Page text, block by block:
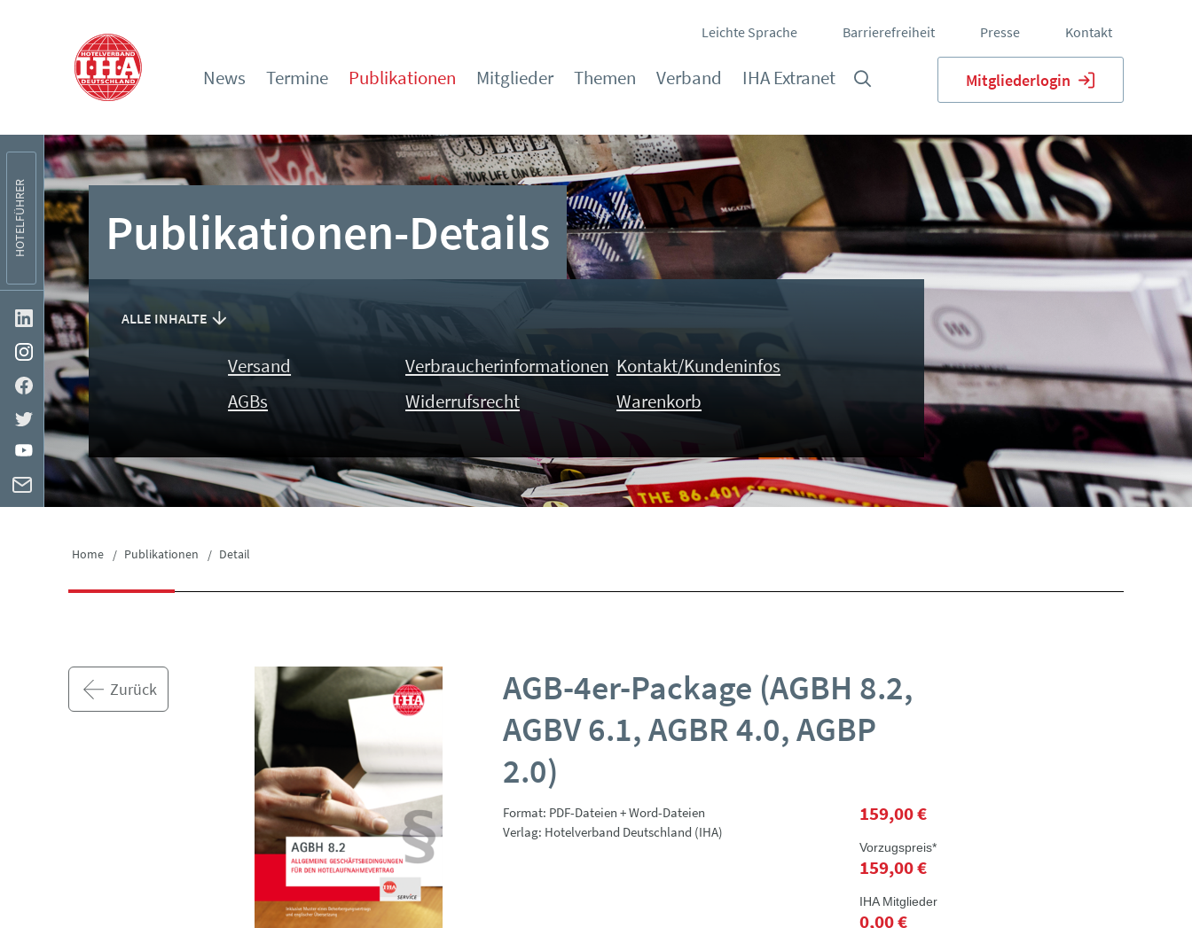
Leichte Sprache Barrierefreiheit Presse Kontakt
News Termine Publikationen Mitglieder Themen Verband IHA Extranet Mitgliederlogin
HOTELFÜHRER Publikationen-Details
ALLE INHALTE
Versand
AGBs
Verbraucherinformationen
Widerrufsrecht
Kontakt/Kundeninfos
Warenkorb
Home Publikationen Detail
Zurück
AGB-4er-Package (AGBH 8.2,
AGBV 6.1, AGBR 4.0, AGBP
2.0)
Format: PDF-Dateien + Word-Dateien
Verlag: Hotelverband Deutschland (IHA)
159,00 €
Vorzugspreis*
159,00 €
IHA Mitglieder
0,00 €